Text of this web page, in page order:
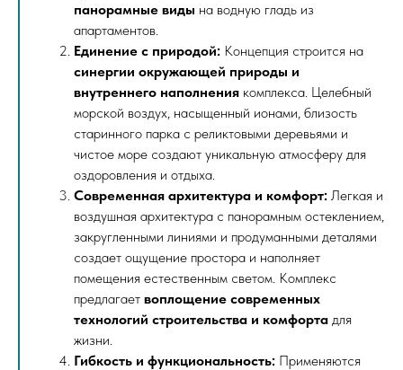
панорамные виды на водную гладь из
апартаментов.
Единение с природой: Концепция строится на
синергии окружающей природы и
внутреннего наполнения комплекса. Целебный
морской воздух, насыщенный ионами, близость
старинного парка с реликтовыми деревьями и
чистое море создают уникальную атмосферу для
оздоровления и отдыха.
Современная архитектура и комфорт: Легкая и
воздушная архитектура с панорамным остеклением,
закругленными линиями и продуманными деталями
создает ощущение простора и наполняет
помещения естественным светом. Комплекс
предлагает воплощение современных
технологий строительства и комфорта для
жизни.
Гибкость и функциональность: Применяются